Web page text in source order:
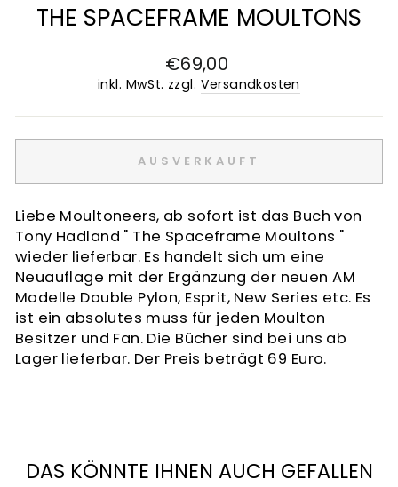
THE SPACEFRAME MOULTONS
Normaler
Preis
€69,00
inkl. MwSt. zzgl. Versandkosten
AUSVERKAUFT
Liebe Moultoneers, ab sofort ist das Buch von
Tony Hadland " The Spaceframe Moultons "
wieder lieferbar. Es handelt sich um eine
Neuauflage mit der Ergänzung der neuen AM
Modelle Double Pylon, Esprit, New Series etc. Es
ist ein absolutes muss für jeden Moulton
Besitzer und Fan. Die Bücher sind bei uns ab
Lager lieferbar. Der Preis beträgt 69 Euro.
DAS KÖNNTE IHNEN AUCH GEFALLEN